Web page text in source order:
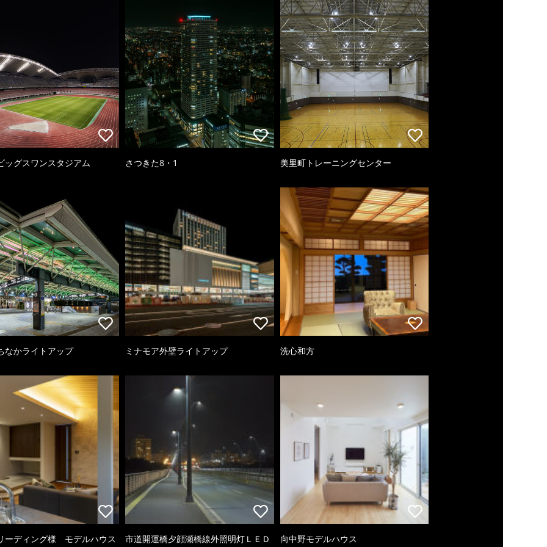
ッグスワンスタジアム さつきた8・1 美里町トレーニングセンター
なかライトアップ ミナモア外壁ライトアップ 洗心和方
ーディング様 モデルハウス
市道開運橋夕顔瀬橋線外照明灯ＬＥＤ
向中野モデルハウス